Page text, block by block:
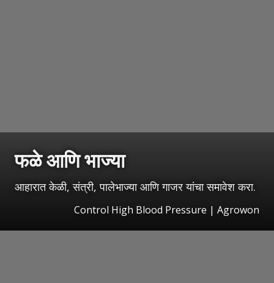
फळे आणि भाज्या
आहारात केळी, संत्री, पालेभाज्या आणि गाजर यांचा समावेश करा.
Control High Blood Pressure | Agrowon